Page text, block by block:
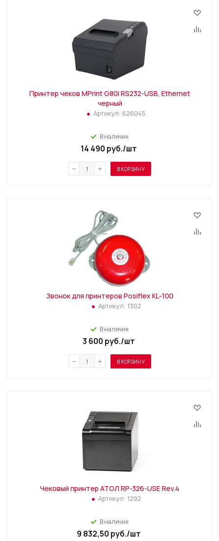
Принтер чеков MPrint G80i RS232-USB, Ethernet
черный
Артикул: 626045
В наличии
14 490 руб./шт
В КОРЗИНУ
Звонок для принтеров Posiflex KL-100
Артикул: 1302
В наличии
3 600 руб./шт
В КОРЗИНУ
Чековый принтер АТОЛ RP-326-USE Rev.4
Артикул: 1292
В наличии
9 832,50 руб./шт